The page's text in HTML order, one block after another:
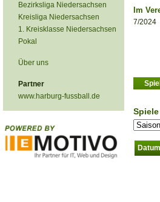
Bezirksliga Niedersachsen
Kreisliga Niedersachsen
1. Kreisklasse Niedersachsen
Pokal
Über uns
Partner
www.harburg-fussball.de
Im
7/2024
Spiele
Datum